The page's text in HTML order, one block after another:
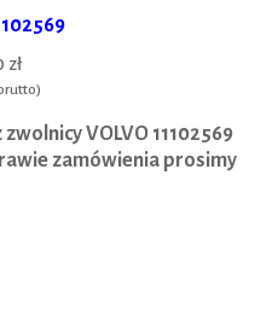
zł
VOLVO 11102569
zamówienia prosimy